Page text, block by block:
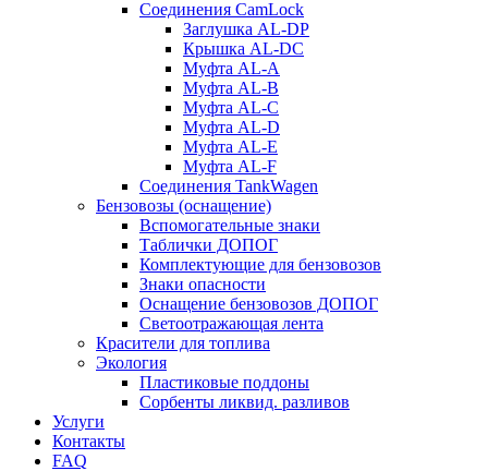
Соединения CamLock
Заглушка AL-DP
Крышка AL-DC
Муфта AL-A
Муфта AL-B
Муфта AL-C
Муфта AL-D
Муфта AL-E
Муфта AL-F
Соединения TankWagen
Бензовозы (оснащение)
Вспомогательные знаки
Таблички ДОПОГ
Комплектующие для бензовозов
Знаки опасности
Оснащение бензовозов ДОПОГ
Светоотражающая лента
Красители для топлива
Экология
Пластиковые поддоны
Сорбенты ликвид. разливов
Услуги
Контакты
FAQ